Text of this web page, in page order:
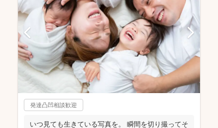
発達凸凹相談歓迎
いつ見ても生きている写真を。 瞬間を切り撮ってそ